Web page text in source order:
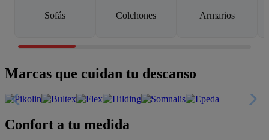
Sofás Colchones Armarios
Marcas que cuidan tu descanso
Confort a tu medida